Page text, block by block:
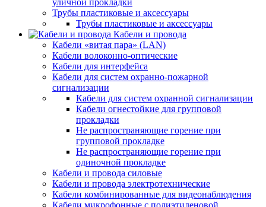
уличной прокладки
Трубы пластиковые и аксессуары
Трубы пластиковые и аксессуары
Кабели и провода
Кабели «витая пара» (LAN)
Кабели волоконно-оптические
Кабели для интерфейса
Кабели для систем охранно-пожарной
сигнализации
Кабели для систем охранной сигнализации
Кабели огнестойкие для групповой
прокладки
Не распространяющие горение при
групповой прокладке
Не распространяющие горение при
одиночной прокладке
Кабели и провода силовые
Кабели и провода электротехнические
Кабели комбинированные для видеонаблюдения
Кабели микрофонные с полиэтиленовой